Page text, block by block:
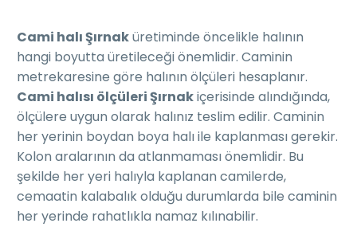
Cami halı Şırnaküretiminde öncelikle halının
hangi boyutta üretileceği önemlidir. Caminin
metrekaresine göre halının ölçüleri hesaplanır.
Cami halısı ölçüleri Şırnakiçerisinde alındığında,
ölçülere uygun olarak halınız teslim edilir. Caminin
her yerinin boydan boya halı ile kaplanması gerekir.
Kolon aralarının da atlanmaması önemlidir. Bu
şekilde her yeri halıyla kaplanan camilerde,
cemaatin kalabalık olduğu durumlarda bile caminin
her yerinde rahatlıkla namaz kılınabilir.